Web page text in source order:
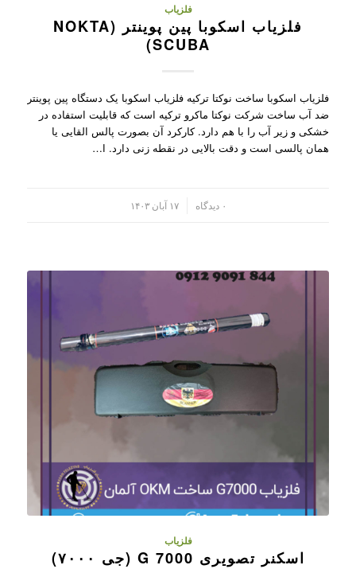
فلزیاب
فلزیاب اسکوبا پین پوینتر (NOKTA
SCUBA)
فلزیاب اسکوبا ساخت نوکتا ترکیه فلزیاب اسکوبا یک دستگاه پین پوینتر
ضد آب ساخت شرکت نوکتا ماکرو ترکیه است که قابلیت استفاده در
خشکی و زیر آب را با هم دارد. کارکرد آن بصورت پالس القایی یا
همان پالسی است و دقت بالایی در نقطه زنی دارد. ا…
۰ دیدگاه ۱۷ آبان ۱۴۰۳
فلزیاب
اسکنر تصویری G 7000 (جی ۷۰۰۰)